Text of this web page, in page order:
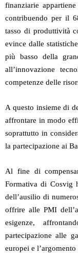
finanziarie
contribuendo per il
tasso di produttività
evince dalle
più basso della
all’innovazione
competenze delle
A questo insieme di
affrontare in modo
soprattutto in
la partecipazione ai
Al fine di
Formativa di Cosvig
dell’ausilio di
offrire alle PMI
esigenze,
partecipazione alle
europei e